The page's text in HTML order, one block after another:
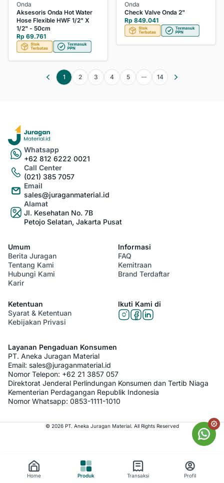
Onda
Aksesoris Onda Hot Water
Hose Flexible HWF 1/2" X
1/2" - 50cm
Rp 69.761
Onda
Check Valve Onda 2"
Rp 849.041
1 2 3 4 5 14
Whatsapp
+62 812 6222 0021
Call Center
(021) 385 7057
Email
sales@juraganmaterial.id
Alamat
Jl. Kesehatan No. 7B
Petojo Selatan, Jakarta Pusat
Umum
Berita Juragan
Tentang Kami
Hubungi Kami
Karir
Informasi
FAQ
Kemitraan
Brand Terdaftar
Ketentuan
Syarat & Ketentuan
Kebijakan Privasi
Ikuti Kami di
Layanan Pengaduan Konsumen
PT. Aneka Juragan Material
Email: sales@juraganmaterial.id
Nomor Telepon: +62 21 3857 057
Direktorat Jenderal Perlindungan Konsumen dan Tertib Niaga
Kementerian Perdagangan Republik Indonesia
Nomor Whatsapp: 0853-1111-1010
© 2026 PT. Aneka Juragan Material. All Rights Reserved
Home Produk Transaksi Profil